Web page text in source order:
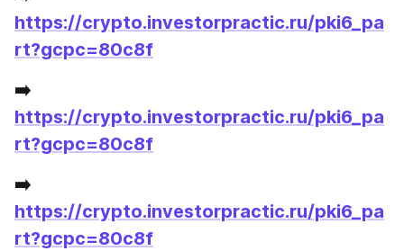
https://crypto.investorpractic.ru/pki6_pa
rt?gcpc=80c8f
https://crypto.investorpractic.ru/pki6_pa
rt?gcpc=80c8f
https://crypto.investorpractic.ru/pki6_pa
rt?gcpc=80c8f